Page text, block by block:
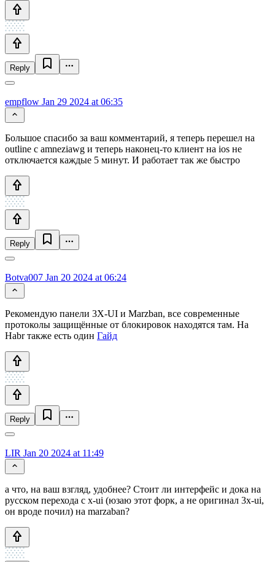
Reply
empflow Jan 29 2024 at 06:35
Большое спасибо за ваш комментарий, я теперь перешел на
outline с amneziawg и теперь наконец-то клиент на ios не
отключается каждые 5 минут. И работает так же быстро
Reply
Botva007 Jan 20 2024 at 06:24
Рекомендую панели 3X-UI и Marzban, все современные
протоколы защищённые от блокировок находятся там. На
Habr также есть один Гайд
Reply
LIR Jan 20 2024 at 11:49
а что, на ваш взгляд, удобнее? Стоит ли интерфейс и дока на
русском перехода с x-ui (юзаю этот форк, а не оригинал 3x-ui,
он вроде почил) на marzaban?